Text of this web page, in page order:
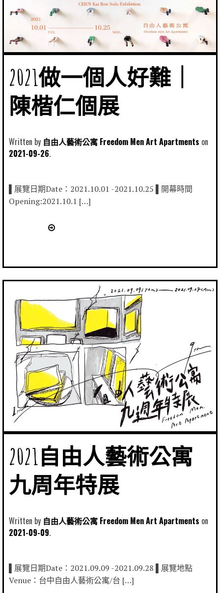
2021做一個人好難｜
陳楷仁個展
Written by 自由人藝術公寓 Freedom Men Art Apartments
2021-09-26
▌展覽日期Date：2021.10.01 -2021.10.25 ▌開幕時間
Opening:2021.10.1 […]
2021自由人藝術公寓
九周年特展
Written by 自由人藝術公寓 Freedom Men Art Apartments
2021-09-09
▌展覽日期Date：2021.09.09 -2021.09.28 ▌展覽地點
Venue：台中自由人藝術公寓/台 […]